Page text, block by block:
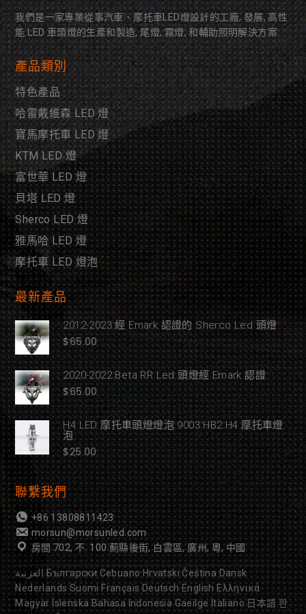
我們是一家專業從事汽車、摩托車LED燈設計的工廠, 發展, 高性
能 LED 車頭燈的生產和製造, 尾燈, 霧燈, 和輔助照明解決方案.
產品類別
特色產品
哈雷戴維森 LED 燈
寶馬摩托車 LED 燈
KTM LED 燈
富世華 LED 燈
貝塔 LED 燈
Sherco LED 燈
雅馬哈 LED 燈
摩托車 LED 燈泡
最新產品
2012-2023 經 Emark 認證的 Sherco Led 頭燈
$65.00
2020-2022 Beta RR Led 頭燈經 Emark 認證
$65.00
H4 LED 摩托車頭燈燈泡 9003 HB2 H4 摩托車燈
泡
$25.00
聯繫我們
+86 13808811423
morsun@morsunled.com
房間 702, 不. 100 薊縣後街, 白雲區, 廣州, 粵, 中國
العربية Български Cebuano Hrvatski Čeština Dansk
Nederlands Suomi Français Deutsch English Ελληνικά
Magyar Íslenska Bahasa Indonesia Gaeilge Italiano 日本語 한